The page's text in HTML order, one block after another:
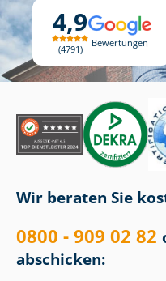
4,9
4791
Bewertungen
Wir beraten Sie
0800 - 909 02 82
abschicken: